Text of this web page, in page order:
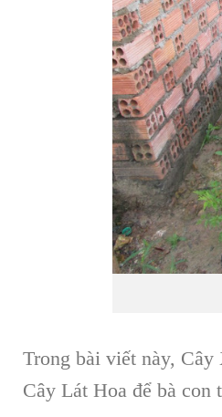
Trong bài viết này, Cây
Cây Lát Hoa để bà con